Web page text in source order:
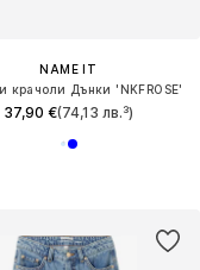
NAME IT
крачоли Дънки 'NKFROSE'
37,90 €(74,13 лв.³)